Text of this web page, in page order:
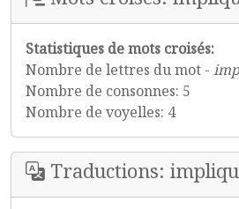
Statistiques de mots croisés:
Nombre de lettres du mot -
Nombre de consonnes: 5
Nombre de voyelles: 4
Traductions: